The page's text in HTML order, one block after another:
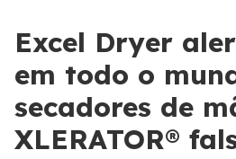
Excel Dryer
em todo o
secadores de
XLERATOR®